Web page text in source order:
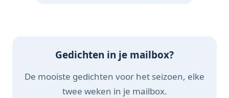
Gedichten in je mailbox?
De mooiste gedichten voor het seizoen, elke
twee weken in je mailbox.